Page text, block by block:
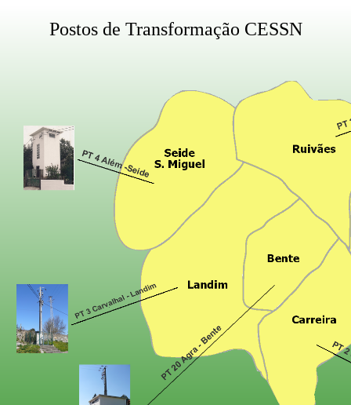
Postos de Transformação CESSN